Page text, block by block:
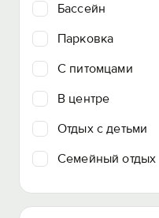
Бассейн
Парковка
C питомцами
В центре
Отдых с детьми
Семейный отдых